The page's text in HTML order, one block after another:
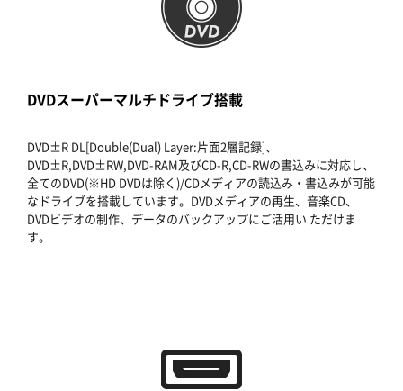
DVDスーパーマルチドライブ搭載
DVD±R DL[Double(Dual) Layer:片面2層記録]、
DVD±R,DVD±RW,DVD-RAM及びCD-R,CD-RWの書込みに対応し、
全てのDVD(※HD DVDは除く)/CDメディアの読込み・書込みが可能
なドライブを搭載しています。DVDメディアの再生、音楽CD、
DVDビデオの制作、データのバックアップにご活用い ただけま
す。